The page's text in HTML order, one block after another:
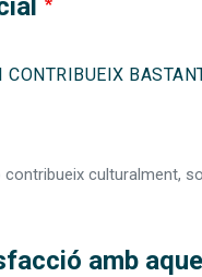
CONTRIBUEIX
culturalment,
amb